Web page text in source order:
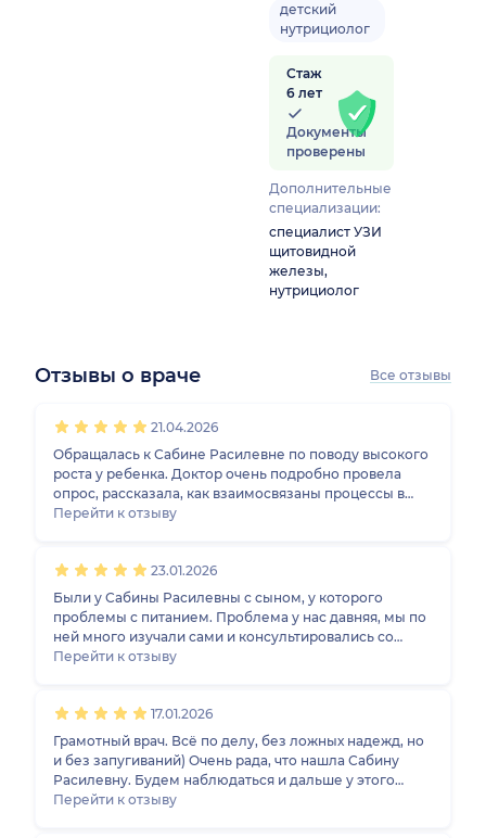
детский
нутрициолог
Стаж
6 лет
Документы
проверены
Дополнительные
специализации:
специалист УЗИ
щитовидной
железы,
нутрициолог
Отзывы о враче Все отзывы
21.04.2026
Обращалась к Сабине Расилевне по поводу высокого
роста у ребенка. Доктор очень подробно провела
опрос, рассказала, как взаимосвязаны процессы в
организме, на что нужно обращать внимание у детей
проведена повторная консультация, построен
дальнейший план действий. Большое спасибо за
здоровье ребенка и спокойствие родителей!
Перейти к отзыву
23.01.2026
Были у Сабины Расилевны с сыном, у которого
проблемы с питанием. Проблема у нас давняя, мы по
ней много изучали сами и консультировались со
специалистами. Ничего нового нам доктор не
для нас уже немало) В профессионализме и опыте
Сабины Расилевны нет никаких сомнений! Большое
спасибо!
Перейти к отзыву
17.01.2026
Грамотный врач. Всё по делу, без ложных надежд, но
и без запугиваний) Очень рада, что нашла Сабину
Расилевну. Будем наблюдаться и дальше у этого
замечательного доктора.
Перейти к отзыву